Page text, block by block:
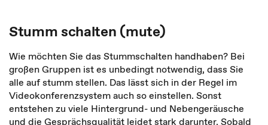
Stumm schalten (mute)
Wie möchten Sie das Stummschalten handhaben? Bei
großen Gruppen ist es un­bedingt notwendig, dass Sie
alle auf stumm stellen. Das lässt sich in der Regel im
Videokonferenzsystem auch so einstellen. Sonst
entstehen zu viele Hintergrund- und Nebengeräusche
und die Gesprächsqualität leidet stark darunter. Sobald